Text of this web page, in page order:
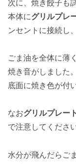
次に、焼き餃子も
本体にグリルプレ
ンセントに接続し
ごま油を全体に薄
焼き音がしました。
底面に焼き色が付
なおグリルプレー
で注意してください
水分が飛んだらご